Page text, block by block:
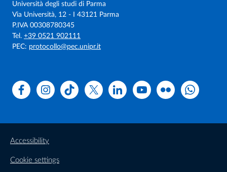
Università degli studi di Parma
Via Università, 12 - I 43121 Parma
P.IVA 00308780345
Tel. +39 0521 902111
PEC: protocollo@pec.unipr.it
FacebookInstagramTikTok X LinkedinYoutubeFlickr
Accessibility
Cookie settings